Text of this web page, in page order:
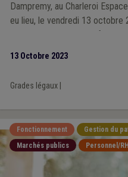
Dampremy, au Charleroi
eu lieu, le vendredi 13
13 Octobre 2023
Grades légaux|
Fonctionnement Gestion du
Marchés publics
Personnel/RH